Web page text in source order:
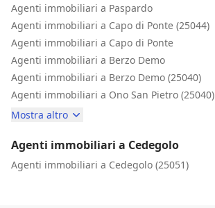
Agenti immobiliari a Paspardo
Agenti immobiliari a Capo di Ponte (25044)
Agenti immobiliari a Capo di Ponte
Agenti immobiliari a Berzo Demo
Agenti immobiliari a Berzo Demo (25040)
Agenti immobiliari a Ono San Pietro (25040)
Mostra altro
Agenti immobiliari a Cedegolo
Agenti immobiliari a Cedegolo (25051)